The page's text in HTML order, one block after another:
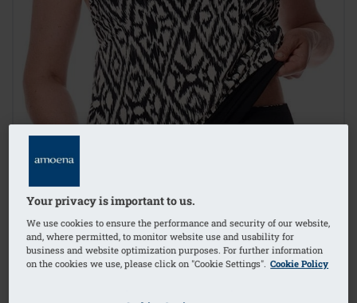
Your privacy is important to us.
We use cookies to ensure the performance and security of our website,
and, where permitted, to monitor website use and usability for
business and website optimization purposes. For further information
on the cookies we use, please click on "Cookie Settings". Cookie Policy